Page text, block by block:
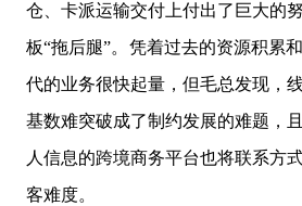
仓、卡派运输交付上付出了巨大的
板“拖后腿”。凭着过去的资源积累
代的业务很快起量，但毛总发现，
基数难突破成了制约发展的难题，
人信息的跨境商务平台也将联系方
客难度。